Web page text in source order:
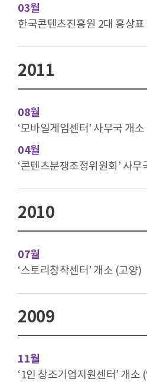
03월
한국콘텐츠진흥원 2대 홍상표
2011
08월
‘모바일게임센터’ 사무국 개소
04월
‘콘텐츠분쟁조정위원회’ 사
2010
07월
‘스토리창작센터’ 개소 (고양)
2009
11월
‘1인 창조기업지원센터’ 개소